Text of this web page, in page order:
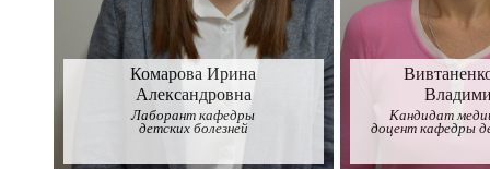
Комарова Ирина
Александровна
Лаборант кафедры
детских болезней
Кандидат
доцент кафедры